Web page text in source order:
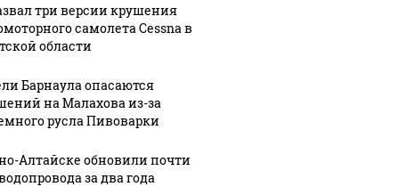
с 1945: чего
всем нам?
В магазинах России
ажиотаж из-за этого
три версии крушения
самолета Cessna в
области
Барнаула опасаются
на Малахова из-за
русла Пивоварки
Алтайске обновили почти
за два года